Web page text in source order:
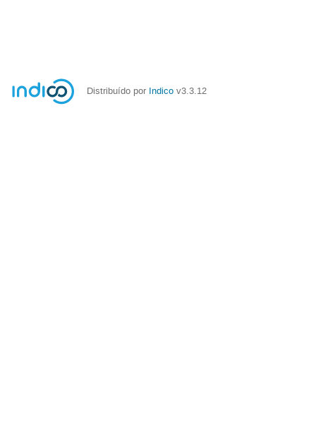
Distribuído por Indico v3.3.12